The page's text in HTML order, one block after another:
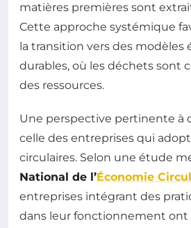
matières premières sont
Cette approche systémique
la transition vers des modèles
durables, où les déchets sont
des ressources.
Une perspective pertinente à
celle des entreprises qui
circulaires. Selon une étude
National de l’Économie
entreprises intégrant des
dans leur fonctionnement ont